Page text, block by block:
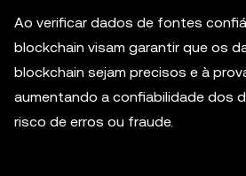
Ao verificar dados de fontes
blockchain visam garantir que os
blockchain sejam precisos e à
aumentando a confiabilidade dos
risco de erros ou fraude.